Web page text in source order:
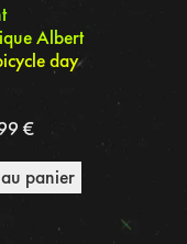
Albert
day
€
panier